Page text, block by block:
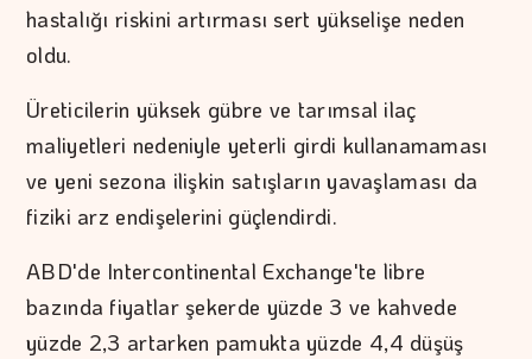
hastalığı riskini artırması sert yükselişe neden
oldu.
Üreticilerin yüksek gübre ve tarımsal ilaç
maliyetleri nedeniyle yeterli girdi kullanamaması
ve yeni sezona ilişkin satışların yavaşlaması da
fiziki arz endişelerini güçlendirdi.
ABD'de Intercontinental Exchange'te libre
bazında fiyatlar şekerde yüzde 3 ve kahvede
yüzde 2,3 artarken pamukta yüzde 4,4 düşüş